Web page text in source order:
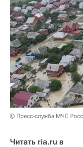
© Пресс-служба МЧС
Читать ria.ru в